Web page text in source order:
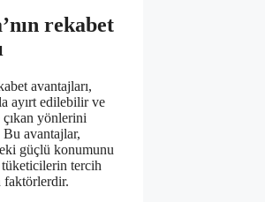
rekabet
avantajları,
ayırt edilebilir ve
yönlerini
avantajlar,
güçlü konumunu
tüketicilerin tercih
faktörlerdir.